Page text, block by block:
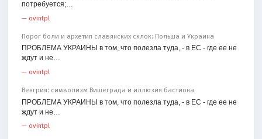
потребуется;…
— ovintpl
Порог боли и архетип славянских склок: Польша и Украина
ПРОБЛЕМА УКРАИНЫ в том, что полезла туда, - в ЕС - где ее не
ждут и не…
— ovintpl
Венгрия: символизм Вишеграда и иллюзия бастиона
ПРОБЛЕМА УКРАИНЫ в том, что полезла туда, - в ЕС - где ее не
ждут и не…
— ovintpl